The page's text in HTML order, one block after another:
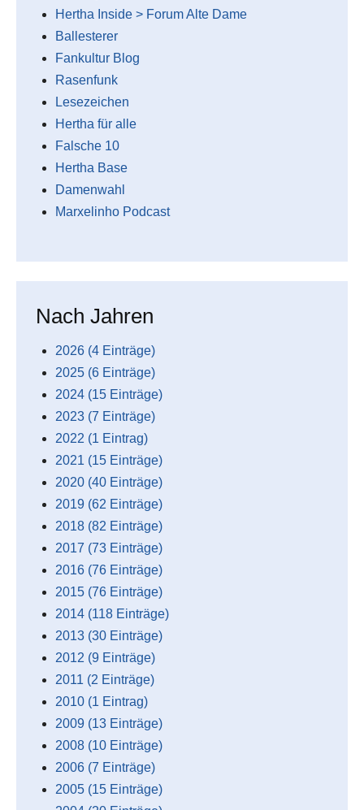
Hertha Inside > Forum Alte Dame
Ballesterer
Fankultur Blog
Rasenfunk
Lesezeichen
Hertha für alle
Falsche 10
Hertha Base
Damenwahl
Marxelinho Podcast
Nach Jahren
2026 (4 Einträge)
2025 (6 Einträge)
2024 (15 Einträge)
2023 (7 Einträge)
2022 (1 Eintrag)
2021 (15 Einträge)
2020 (40 Einträge)
2019 (62 Einträge)
2018 (82 Einträge)
2017 (73 Einträge)
2016 (76 Einträge)
2015 (76 Einträge)
2014 (118 Einträge)
2013 (30 Einträge)
2012 (9 Einträge)
2011 (2 Einträge)
2010 (1 Eintrag)
2009 (13 Einträge)
2008 (10 Einträge)
2006 (7 Einträge)
2005 (15 Einträge)